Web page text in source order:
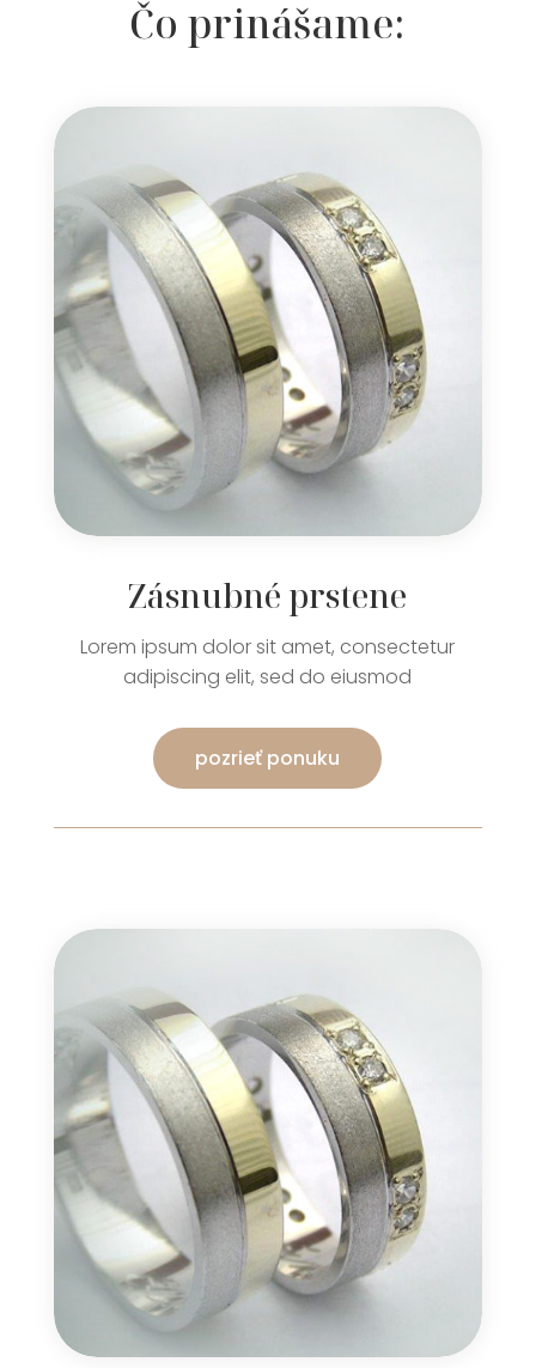
Čo prinášame:
Zásnubné prstene
Lorem ipsum dolor sit amet, consectetur
adipiscing elit, sed do eiusmod
pozrieť ponuku